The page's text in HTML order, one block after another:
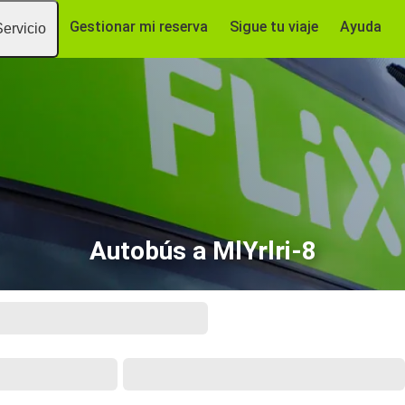
Gestionar mi reserva Sigue tu viaje Ayuda
Autobús a MlYrlri-8